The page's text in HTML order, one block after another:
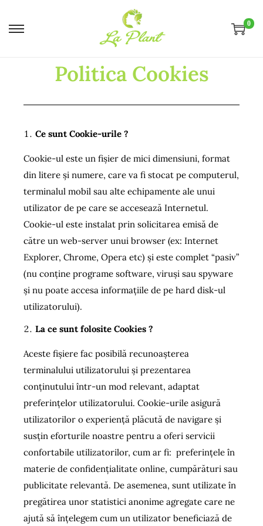
0
Politica Cookies
Ce sunt Cookie-urile ?
Cookie-ul este un fişier de mici dimensiuni, format
din litere şi numere, care va fi stocat pe computerul,
terminalul mobil sau alte echipamente ale unui
utilizator de pe care se accesează Internetul.
Cookie-ul este instalat prin solicitarea emisă de
către un web-server unui browser (ex: Internet
Explorer, Chrome, Opera etc) şi este complet “pasiv”
(nu conţine programe software, viruşi sau spyware
şi nu poate accesa informaţiile de pe hard disk-ul
utilizatorului).
La ce sunt folosite Cookies ?
Aceste fișiere fac posibilă recunoașterea
terminalului utilizatorului și prezentarea
conținutului într-un mod relevant, adaptat
preferințelor utilizatorului. Cookie-urile asigură
utilizatorilor o experiență plăcută de navigare și
susțin eforturile noastre pentru a oferi servicii
confortabile utilizatorilor, cum ar fi: preferințele în
materie de confidențialitate online, cumpărături sau
publicitate relevantă. De asemenea, sunt utilizate în
pregătirea unor statistici anonime agregate care ne
ajută să înțelegem cum un utilizator beneficiază de